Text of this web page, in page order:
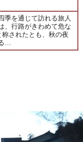
季を通じて訪れる旅人
、行路がきわめて危な
されたとも、秋の夜
…